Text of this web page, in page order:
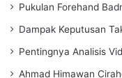
Pukulan Forehand
Dampak Keputusan
Pentingnya Analisis
Ahmad Himawan